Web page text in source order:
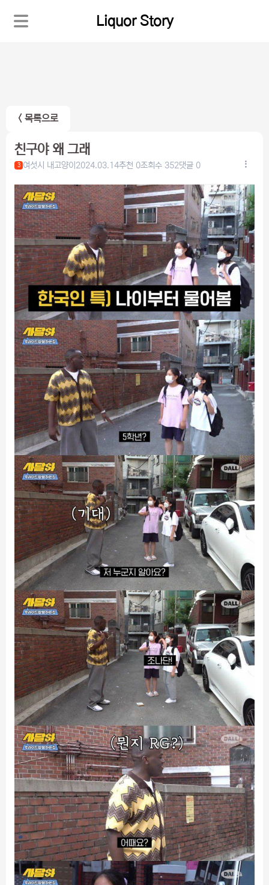
Liquor Story
< 목록으로
친구야 왜 그래
3 여섯시 내고양이 2024.03.14추천 0조회수 352댓글 0